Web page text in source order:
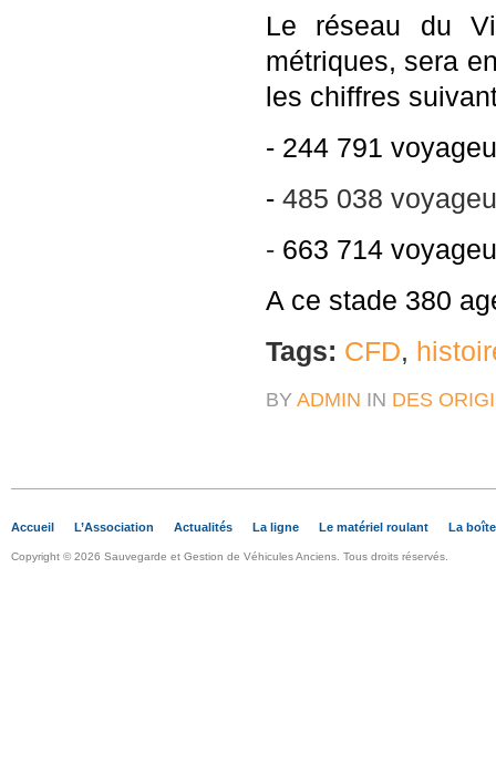
Le réseau du
métriques, sera
les chiffres
- 244 791
- 485 038
- 663 714
A ce stade 380
Tags: CFD,
BY ADMIN IN DES
Accueil L’Association Actualités La ligne Le matériel roulant La
Copyright © 2026 Sauvegarde et Gestion de Véhicules Anciens. Tous droits réservés.